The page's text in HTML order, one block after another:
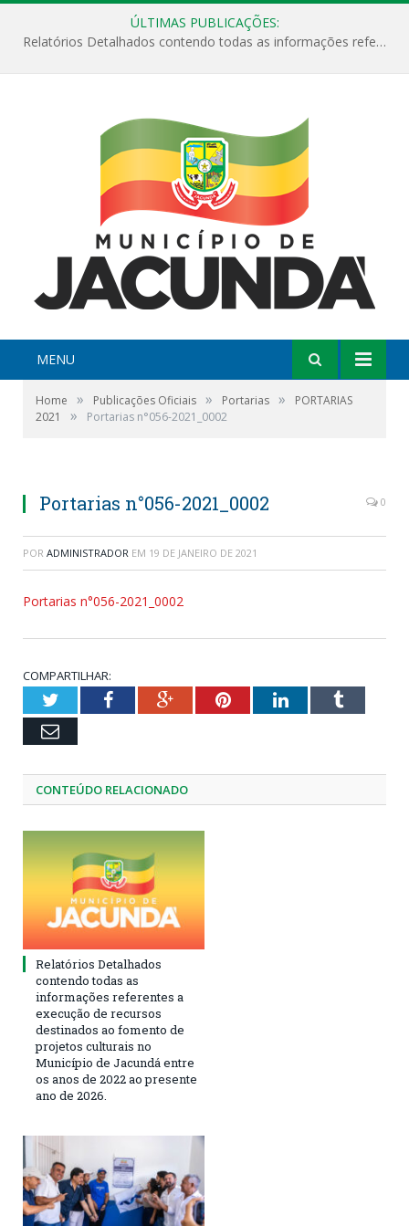
ÚLTIMAS PUBLICAÇÕES:
Relatórios Detalhados contendo todas as informações referentes a execução de recursos destinados ao fomento de projetos culturais no Município de Jacundá entre os anos de 2022 ao presente ano de 2026.
MENU
Home » Publicações Oficiais » Portarias »
PORTARIAS
2021
» Portarias n°056-2021_0002
Portarias n°056-2021_0002 0
POR ADMINISTRADOR EM 19 DE JANEIRO DE 2021
Portarias n°056-2021_0002
COMPARTILHAR:
TwitterFacebookGoogle+PinterestLinkedInTumblr
Email
CONTEÚDO RELACIONADO
Relatórios Detalhados
contendo todas as
informações referentes a
execução de recursos
destinados ao fomento de
projetos culturais no
Município de Jacundá entre
os anos de 2022 ao presente
ano de 2026.